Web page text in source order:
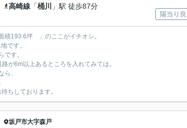
高崎線 「桶川 」駅 徒歩87分
陽当り
193.6坪 」のここがイチオシ。
です。
です。
が6m以上あるところを入れてみては。
ら、
ちしております。
坂戸市大字森戸